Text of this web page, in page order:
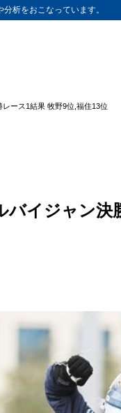
析をおこなっています。
ース1結果 牧野9位,福住13位
バイジャン決